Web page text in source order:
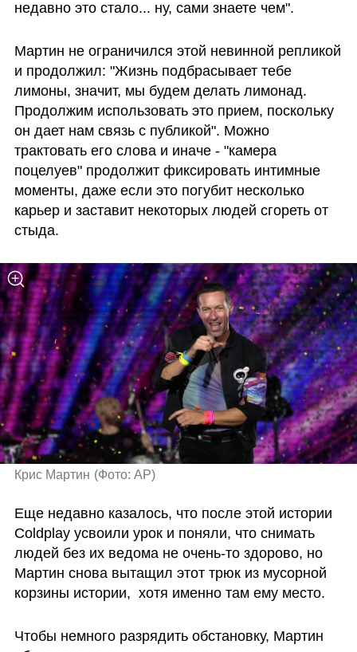
недавно это стало... ну, сами знаете чем".
Мартин не ограничился этой невинной репликой
и продолжил: "Жизнь подбрасывает тебе
лимоны, значит, мы будем делать лимонад.
Продолжим использовать это прием, поскольку
он дает нам связь с публикой". Можно
трактовать его слова и иначе - "камера
поцелуев" продолжит фиксировать интимные
моменты, даже если это погубит несколько
карьер и заставит некоторых людей сгореть от
стыда.
Крис Мартин (Фото: AP)
Еще недавно казалось, что после этой истории
Coldplay усвоили урок и поняли, что снимать
людей без их ведома не очень-то здорово, но
Мартин снова вытащил этот трюк из мусорной
корзины истории,  хотя именно там ему место.
Чтобы немного разрядить обстановку, Мартин